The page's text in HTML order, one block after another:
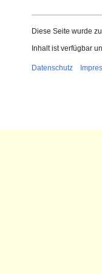
Diese Seite wurde
Inhalt ist verfügbar
Datenschutz